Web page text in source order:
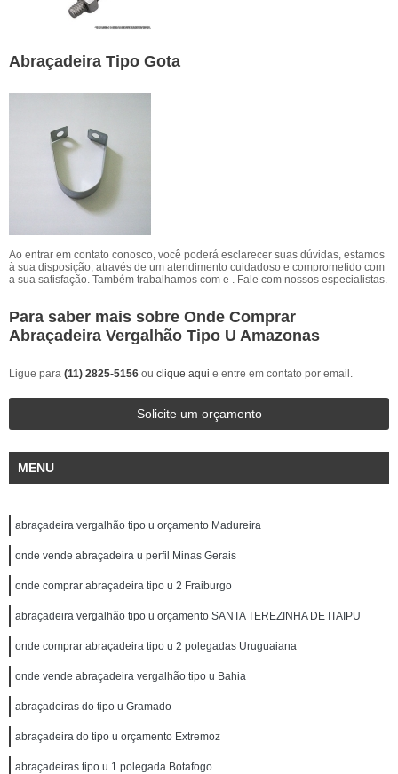
Abraçadeira Tipo Gota
Ao entrar em contato conosco, você poderá esclarecer suas dúvidas, estamos
à sua disposição, através de um atendimento cuidadoso e comprometido com
a sua satisfação. Também trabalhamos com e . Fale com nossos especialistas.
Para saber mais sobre Onde Comprar
Abraçadeira Vergalhão Tipo U Amazonas
Ligue para (11) 2825-5156 ou clique aqui e entre em contato por email.
Solicite um orçamento
MENU
abraçadeira vergalhão tipo u orçamento Madureira
onde vende abraçadeira u perfil Minas Gerais
onde comprar abraçadeira tipo u 2 Fraiburgo
abraçadeira vergalhão tipo u orçamento SANTA TEREZINHA DE ITAIPU
onde comprar abraçadeira tipo u 2 polegadas Uruguaiana
onde vende abraçadeira vergalhão tipo u Bahia
abraçadeiras do tipo u Gramado
abraçadeira do tipo u orçamento Extremoz
abraçadeiras tipo u 1 polegada Botafogo